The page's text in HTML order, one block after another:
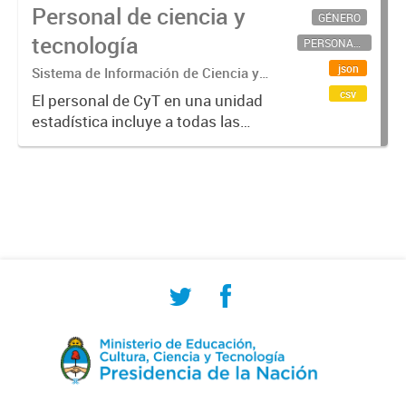
Personal de ciencia y
tecnología
Sistema de Información de Ciencia y
Tecnología Argentino (SICYTAR)
El personal de CyT en una unidad
estadística incluye a todas las
personas involucradas
GÉNERO
PERSONAL CIENTÍFICO-TECNOLÓGICO
json
csv